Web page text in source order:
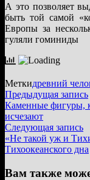
А это позволяет
быть той самой
Европы за
гуляли гоминиды
Меткидревний
Навигация
по
записям
Предыдущая запись
Каменные фигуры,
исчезают
Следующая запись
«Не такой уж и
Тихоокеанского дна
Вам также